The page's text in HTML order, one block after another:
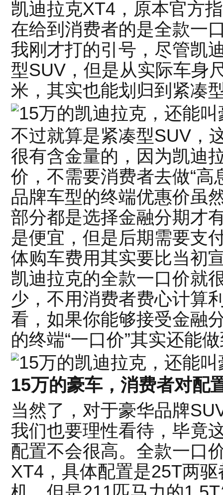
凯迪拉克XT4，原本官方
在给到消费者的是全款一
我刚才打的引号，尽管凯
型SUV，但是从实际车身
米，其实也能划归到紧凑
不过就算是紧凑型SUV，
很有含金量的，因为凯迪
价，不需要消费者去做“高
品牌车型的终端优惠价虽
部分都是选择金融分期才
是便宜，但是后期需要支
体购车费用其实要比当初
凯迪拉克的全款一口价就
少，不用消费者费心计算
看，如果你能够接受金融
的终端“一口价”其实还能
15万的豪车，消费者对配
当然了，对于豪华品牌
我们也要理性看待，毕竟
配置不会很高。全款一口
XT4，具体配置是25T两